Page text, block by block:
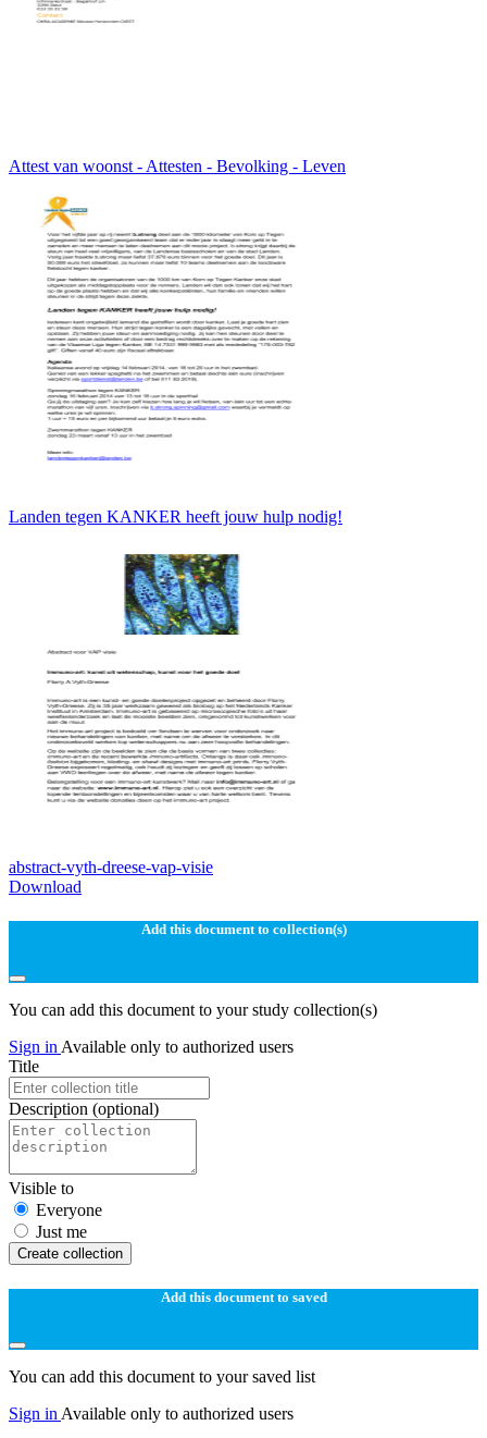
Attest van woonst - Attesten - Bevolking - Leven
Landen tegen KANKER heeft jouw hulp nodig!
abstract-vyth-dreese-vap-visie
Download
Add this document to collection(s)
You can add this document to your study collection(s)
Sign in Available only to authorized users
Title
Description (optional)
Visible to
Everyone
Just me
Create collection
Add this document to saved
You can add this document to your saved list
Sign in Available only to authorized users